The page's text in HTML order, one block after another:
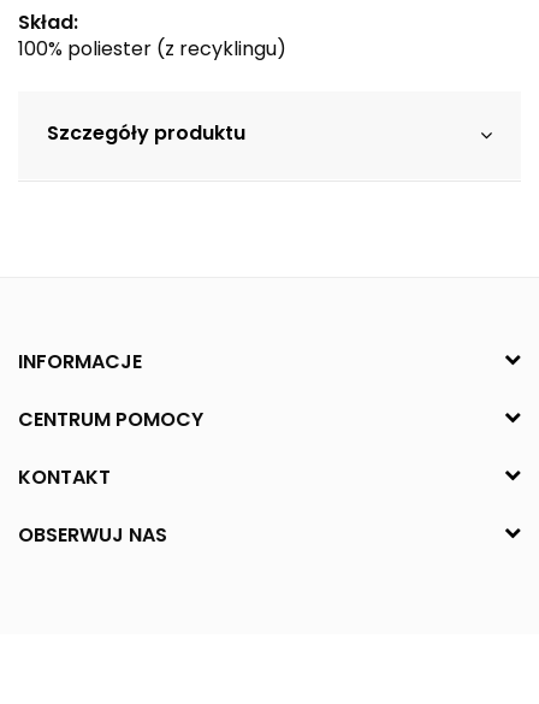
Skład:
100% poliester (z recyklingu)
Szczegóły produktu
INFORMACJE
CENTRUM POMOCY
KONTAKT
OBSERWUJ NAS